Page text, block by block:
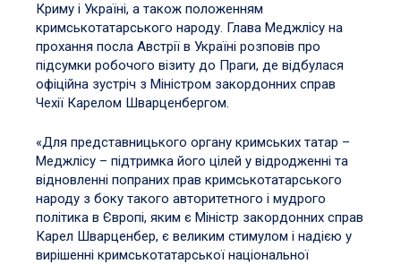
Криму і Україні, а також положенням
кримськотатарського народу. Глава Меджлісу на
прохання посла Австрії в Україні розповів про
підсумки робочого візиту до Праги, де відбулася
офіційна зустріч з Міністром закордонних справ
Чехії Карелом Шварценбергом.
«Для представницького органу кримських татар –
Меджлісу – підтримка його цілей у відродженні та
відновленні попраних прав кримськотатарського
народу з боку такого авторитетного і мудрого
політика в Європі, яким є Міністр закордонних справ
Карел Шварценбер, є великим стимулом і надією у
вирішенні кримськотатарської національної